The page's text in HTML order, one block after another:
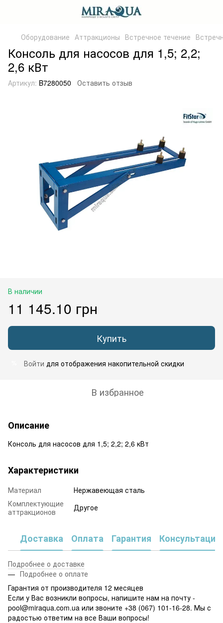
Оборудование Аттракционы Встречное течение
Консоль для насосов для 1,5; 2,2;
2,6 кВт
Артикул: B7280050 Оставить отзыв
В наличии
11 145.10 грн
Купить
Войти для отображения накопительной скидки
В избранное
Описание
Консоль для насосов для 1,5; 2,2; 2,6 кВт
Характеристики
Материал
Нержавеющая сталь
Комплектующие
аттракционов
Другое
Доставка Оплата Гарантия Консультация
Подробнее о доставке
Подробнее о оплате
Гарантия от производителя 12 месяцев
Если у Вас возникли вопросы, напишите нам на почту -
pool@miraqua.com.ua или звоните +38 (067) 101-16-28. Мы с
радостью ответим на все Ваши вопросы!